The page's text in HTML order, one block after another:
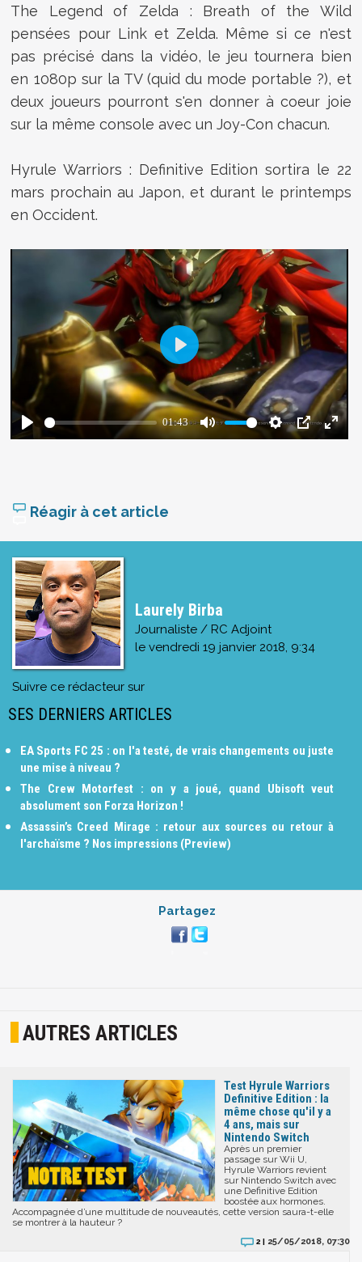
The Legend of Zelda : Breath of the Wild
pensées pour Link et Zelda. Même si ce n'est
pas précisé dans la vidéo, le jeu tournera bien
en 1080p sur la TV (quid du mode portable ?), et
deux joueurs pourront s'en donner à coeur joie
sur la même console avec un Joy-Con chacun.
Hyrule Warriors : Definitive Edition sortira le 22
mars prochain au Japon, et durant le printemps
en Occident.
Réagir à cet article
Laurely Birba
Journaliste / RC Adjoint
le vendredi 19 janvier 2018, 9:34
Suivre ce rédacteur sur
SES DERNIERS ARTICLES
EA Sports FC 25 : on l'a testé, de vrais changements ou juste
une mise à niveau ?
The Crew Motorfest : on y a joué, quand Ubisoft veut
absolument son Forza Horizon !
Assassin’s Creed Mirage : retour aux sources ou retour à
l'archaïsme ? Nos impressions (Preview)
Partagez
AUTRES ARTICLES
Test Hyrule Warriors
Definitive Edition : la
même chose qu'il y a
4 ans, mais sur
Nintendo Switch
Après un premier
passage sur Wii U,
Hyrule Warriors revient
sur Nintendo Switch avec
une Definitive Edition
boostée aux hormones.
Accompagnée d’une multitude de nouveautés, cette version saura-t-elle
se montrer à la hauteur ?
2 | 25/05/2018, 07:30